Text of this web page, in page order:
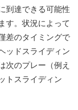
到達できる可能性
す。状況によって
差のタイミングで
ッドスライディン
次のプレー（例え
トスライディン